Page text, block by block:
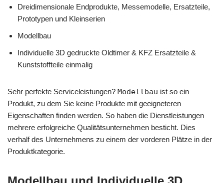
Dreidimensionale Endprodukte, Messemodelle, Ersatzteile,
Prototypen und Kleinserien
Modellbau
Individuelle 3D gedruckte Oldtimer & KFZ Ersatzteile &
Kunststoffteile einmalig
Sehr perfekte Serviceleistungen? Modellbau ist so ein
Produkt, zu dem Sie keine Produkte mit geeigneteren
Eigenschaften finden werden. So haben die Dienstleistungen
mehrere erfolgreiche Qualitätsunternehmen besticht. Dies
verhalf des Unternehmens zu einem der vorderen Plätze in der
Produktkategorie.